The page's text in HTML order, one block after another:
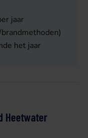
jaar
het jaar
Heetwater